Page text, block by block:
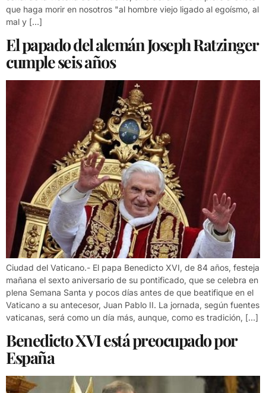
que haga morir en nosotros "al hombre viejo ligado al egoísmo, al
mal y […]
El papado del alemán Joseph Ratzinger
cumple seis años
Ciudad del Vaticano.- El papa Benedicto XVI, de 84 años, festeja
mañana el sexto aniversario de su pontificado, que se celebra en
plena Semana Santa y pocos días antes de que beatifique en el
Vaticano a su antecesor, Juan Pablo II. La jornada, según fuentes
vaticanas, será como un día más, aunque, como es tradición, […]
Benedicto XVI está preocupado por
España